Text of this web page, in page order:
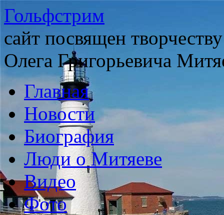
Гольфстрим
сайт посвящен
Олега Григорьевича
Главная
Новости
Биография
Люди о Митяеве
Видео
Фото